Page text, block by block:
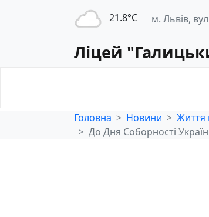
21.8°С м. Львів,
Ліцей
Головна
Новини
Життя
До Дня Соборності